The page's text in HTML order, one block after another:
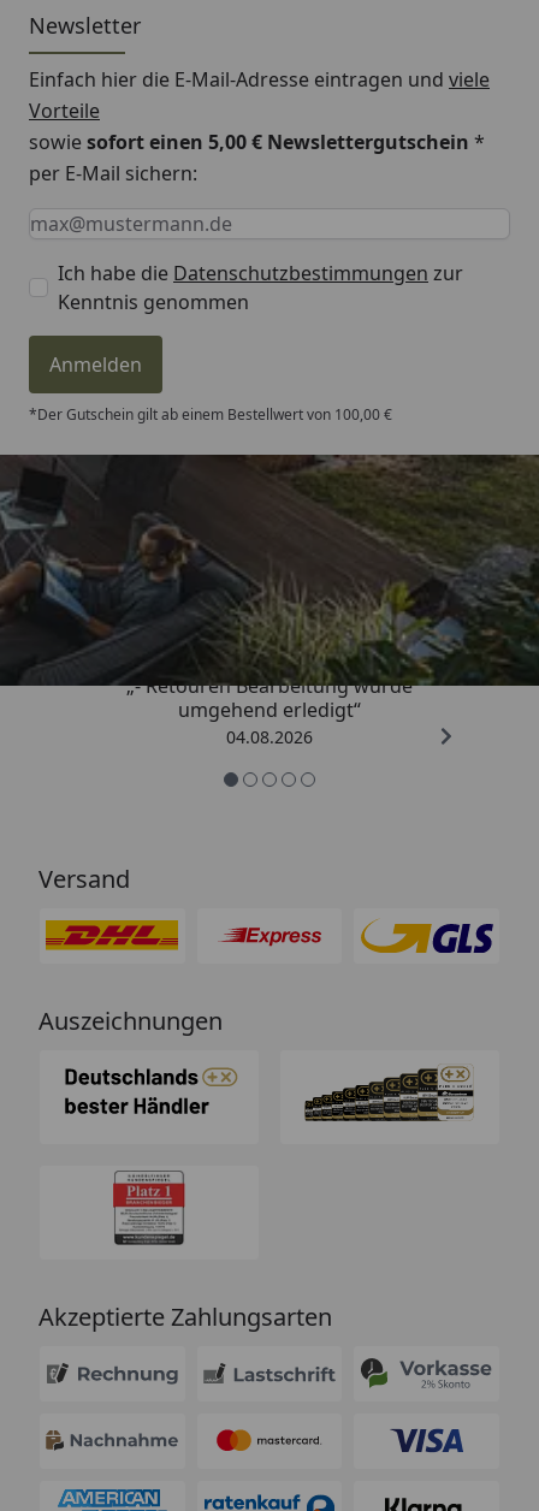
Newsletter
Einfach hier die E-Mail-Adresse eintragen und viele
Vorteile
sowiesofort einen 5,00 € Newslettergutschein *
per E-Mail sichern:
Keine Eingabe erforderlich
Eingabe erforderlich
E-Mail *
Ich habe die Datenschutzbestimmungen zur
Kenntnis genommen
Anmelden
*Der Gutschein gilt ab einem Bestellwert von 100,00 €
Trusted Shops
4,81/ 5
„- Retouren Bearbeitung wurde
umgehend erledigt“
04.08.2026
Versand
Auszeichnungen
Akzeptierte Zahlungsarten